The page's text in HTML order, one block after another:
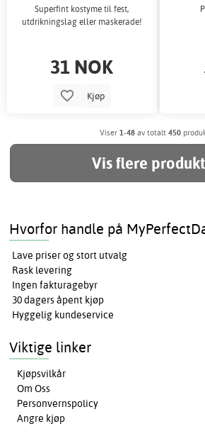
Superfint kostyme til fest,
utdrikningslag eller maskerade!
31 NOK
Kjøp
Viser 1-48 av totalt 450
Vis flere
Hvorfor handle på
Lave priser og stort utvalg
Rask levering
Ingen fakturagebyr
30 dagers åpent kjøp
Hyggelig kundeservice
Viktige linker
Kjøpsvilkår
Om Oss
Personvernspolicy
Angre kjøp